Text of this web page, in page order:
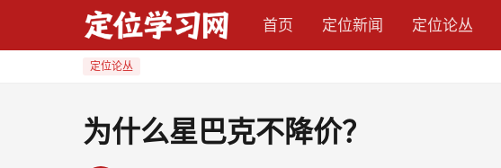
首页 定位新闻 定位论丛
定位论丛
​为什么星巴克不降价？